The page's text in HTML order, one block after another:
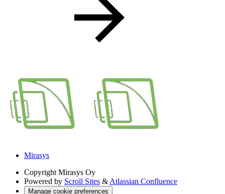
Mirasys
Copyright Mirasys Oy
Powered by Scroll Sites & Atlassian Confluence
Manage cookie preferences